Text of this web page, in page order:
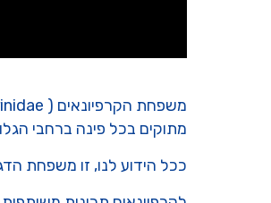
מתוקים בכל פינה ברחבי
ככל הידוע לנו, זו משפחת